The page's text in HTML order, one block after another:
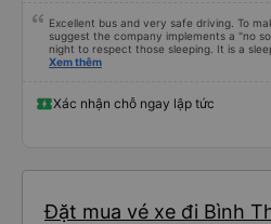
Excellent bus and very safe driving. To
suggest the company implements a "no
night to respect those sleeping. It is a
please display the Wi-Fi password clearly
quy định rõ ràng về việc giữ im lặng (tắt
để tránh làm phiền hành khách khác ngủ.
khẩu Wi-Fi trong xe để hành khách dễ
Xem thêm
Xác nhận chỗ ngay lập tức
Đặt mua vé xe đi Bình